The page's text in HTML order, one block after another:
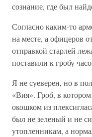
сознание, где был
Согласно каким-то
на месте, а офицеров
отправкой старлей
поставили к гробу
Я не суеверен, но в
«Вия». Гроб, в
окошком из
был не зеленый и не
утопленникам, а